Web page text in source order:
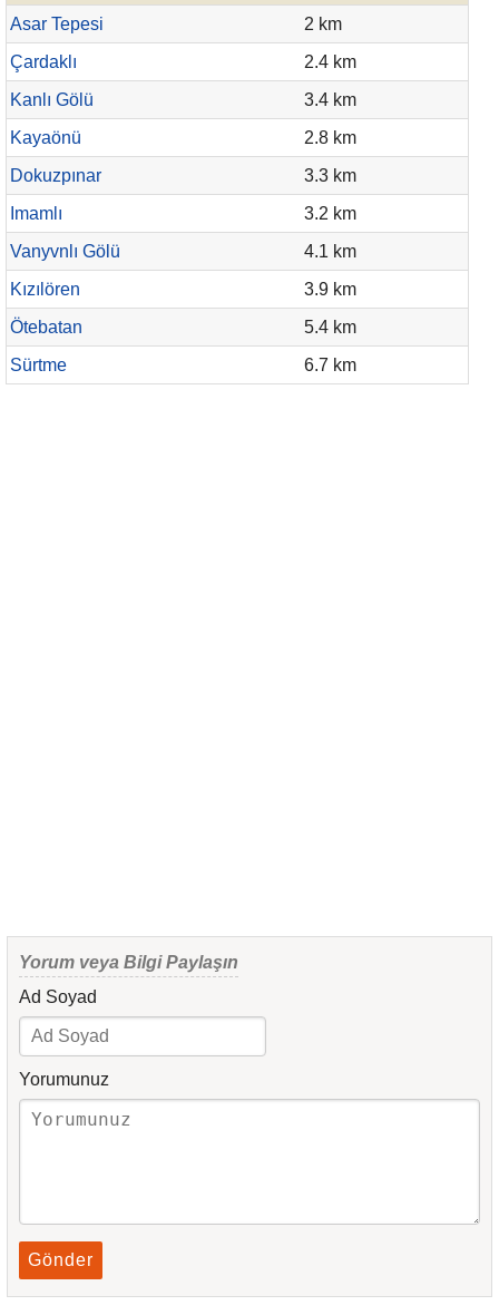
Asar Tepesi
2 km
Çardaklı
2.4 km
Kanlı Gölü
3.4 km
Kayaönü
2.8 km
Dokuzpınar
3.3 km
Imamlı
3.2 km
Vanyvnlı Gölü
4.1 km
Kızılören
3.9 km
Ötebatan
5.4 km
Sürtme
6.7 km
Yorum veya Bilgi Paylaşın
Ad Soyad
Yorumunuz
Gönder